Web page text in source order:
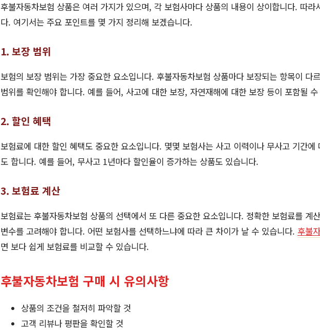
후불자동차보험 상품은 여러 가지가 있으며, 각 보험사마다 상품의 내용이 상이합니다. 따라
다. 여기서는 주요 포인트를 몇 가지 정리해 보겠습니다.
1. 보장 범위
보험의 보장 범위는 가장 중요한 요소입니다. 후불자동차보험 상품마다 보장되는 항목이 다
범위를 확인해야 합니다. 예를 들어, 사고에 대한 보장, 자연재해에 대한 보장 등이 포함될
2. 할인 혜택
보험료에 대한 할인 혜택도 중요한 요소입니다. 몇몇 보험사는 사고 이력이나 무사고 기간에
도 합니다. 예를 들어, 무사고 1년마다 할인율이 증가하는 상품도 있습니다.
3. 보험료 계산
보험료는 후불자동차보험 상품의 선택에서 또 다른 중요한 요소입니다. 정확한 보험료를 계
변수를 고려해야 합니다. 어떤 보험사를 선택하느냐에 따라 큰 차이가 날 수 있습니다. 후불
면 보다 쉽게 보험료를 비교할 수 있습니다.
후불자동차보험 구매 시 유의사항
상품의 조건을 철저히 파악할 것
고객 리뷰나 평판을 확인할 것